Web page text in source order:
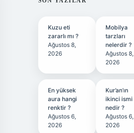
SIDEBAR
Kuzu eti
zararlı mı ?
Ağustos 8,
2026
Mobilya
tarzları
nelerdir ?
Ağustos 8,
2026
En yüksek
aura hangi
renktir ?
Ağustos 6,
2026
Kur’an’ın
ikinci ismi
nedir ?
Ağustos 6,
2026